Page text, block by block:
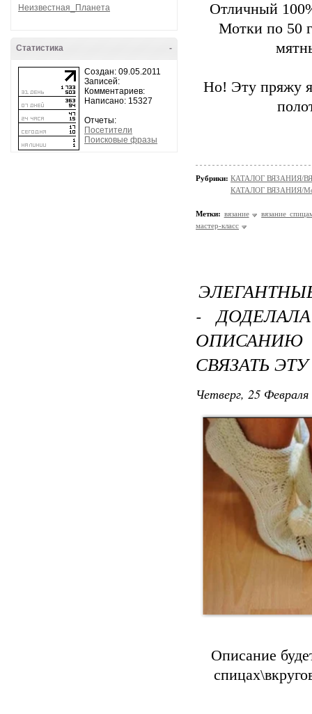
Неизвестная_Планета
-
Статистика
Создан: 09.05.2011
Записей:
Комментариев:
Написано: 15327
Отчеты:
Посетители
Поисковые фразы
Отличный
Мотки по 50
Но! Эту пряжу
Рубрики: КАТАЛОГ ВЯЗАНИЯ/
КАТАЛОГ ВЯЗАНИЯ/
Метки: вязание
вязание
мастер-класс
-
СВЯЗАТЬ
Четверг, 25
Описание